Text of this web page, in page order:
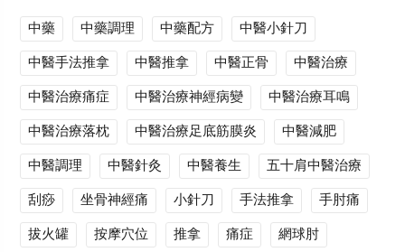
中藥 中藥調理 中藥配方
中醫小針刀
中醫手法推拿
中醫推拿 中醫正骨
中醫治療
中醫治療痛症
中醫治療神經病變
中醫治療耳鳴
中醫治療落枕
中醫治療足底筋膜炎
中醫減肥
中醫調理
中醫針灸 中醫養生
五十肩中醫治療
刮痧
坐骨神經痛 小針刀 手法推拿
手肘痛
拔火罐
按摩穴位 推拿 痛症
網球肘